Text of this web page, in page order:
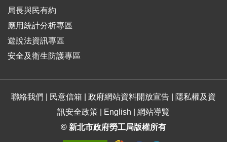
局長與民有約
應用統計分析專區
遊說法資訊專區
安全及衛生防護專區
聯絡我們 民意信箱 政府網站資料開放宣告
隱私權及資
訊安全政策
English
網站導覽
© 新北市政府勞工局版權所有